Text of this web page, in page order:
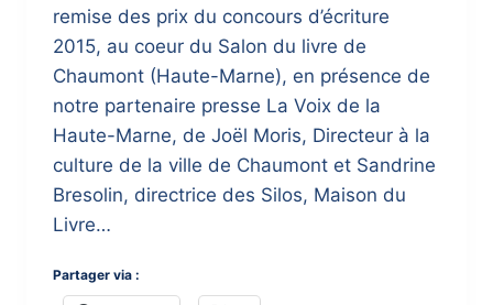
remise des prix du concours d’écriture
2015, au coeur du Salon du livre de
Chaumont (Haute-Marne), en présence de
notre partenaire presse La Voix de la
Haute-Marne, de Joël Moris, Directeur à la
culture de la ville de Chaumont et Sandrine
Bresolin, directrice des Silos, Maison du
Livre…
Partager via :